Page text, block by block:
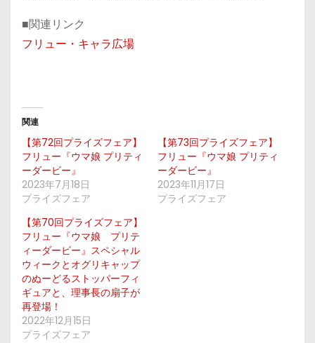
■関連リンク
フリュー・キャラ広場
関連
【第72回プライズフェア】
フリュー『ウマ娘 プリティ
ーダービー』
2023年7月18日
プライズフェア
【第73回プライズフェア】
フリュー『ウマ娘 プリティ
ーダービー』
2023年11月17日
プライズフェア
【第70回プライズフェア】
フリュー『ウマ娘 プリテ
ィーダービー』スペシャル
ウィークとオグリキャップ
のぬーどるストッパーフィ
ギュアと、理事長の扇子が
再登場！
2022年12月15日
プライズフェア